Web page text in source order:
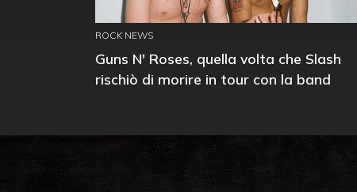
ROCK NEWS
Guns N' Roses, quella volta che Slash
rischiò di morire in tour con la band